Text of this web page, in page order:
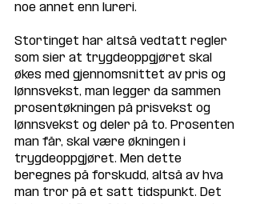
noe annet enn lureri.
Stortinget har altså vedtatt regler
som sier at trygdeoppgjøret skal
økes med gjennomsnittet av pris og
lønnsvekst, man legger da sammen
prosentøkningen på prisvekst og
lønnsvekst og deler på to. Prosenten
man får, skal være økningen i
trygdeoppgjøret. Men dette
beregnes på forskudd, altså av hva
man tror på et satt tidspunkt. Det